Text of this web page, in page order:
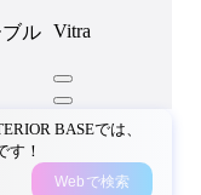
ル Vitra
BASEでは、
す！
Webで検索